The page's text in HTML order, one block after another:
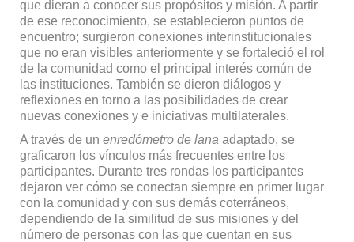
que dieran a conocer sus propósitos y misión. A partir
de ese reconocimiento, se establecieron puntos de
encuentro; surgieron conexiones interinstitucionales
que no eran visibles anteriormente y se fortaleció el rol
de la comunidad como el principal interés común de
las instituciones. También se dieron diálogos y
reflexiones en torno a las posibilidades de crear
nuevas conexiones y e iniciativas multilaterales.
A través de un enredómetro de lana adaptado, se
graficaron los vínculos más frecuentes entre los
participantes. Durante tres rondas los participantes
dejaron ver cómo se conectan siempre en primer lugar
con la comunidad y con sus demás coterráneos,
dependiendo de la similitud de sus misiones y del
número de personas con las que cuentan en sus